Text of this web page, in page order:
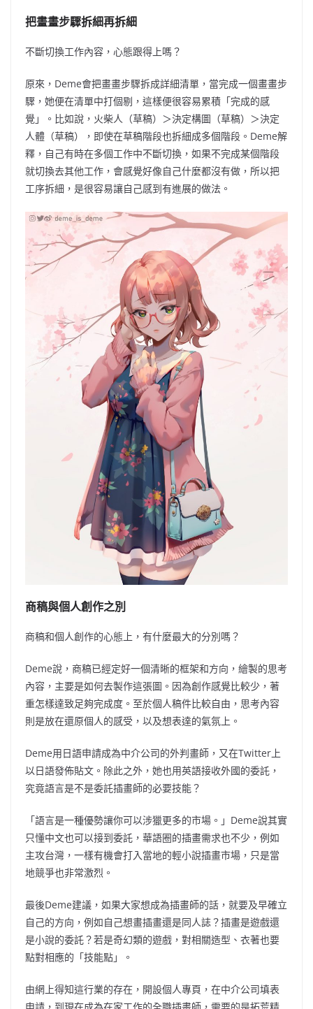
把畫畫步驟拆細再拆細
不斷切換工作內容，心態跟得上嗎？
原來，Deme會把畫畫步驟拆成詳細清單，當完成一個畫畫步
驟，她便在清單中打個剔，這樣便很容易累積「完成的感
覺」。比如說，火柴人（草稿）＞決定構圖（草稿）＞決定
人體（草稿），即使在草稿階段也拆細成多個階段。Deme解
釋，自己有時在多個工作中不斷切換，如果不完成某個階段
就切換去其他工作，會感覺好像自己什麼都沒有做，所以把
工序拆細，是很容易讓自己感到有進展的做法。
商稿與個人創作之別
商稿和個人創作的心態上，有什麼最大的分別嗎？
Deme說，商稿已經定好一個清晰的框架和方向，繪製的思考
內容，主要是如何去製作這張圖。因為創作感覺比較少，著
重怎樣達致足夠完成度。至於個人稿件比較自由，思考內容
則是放在還原個人的感受，以及想表達的氣氛上。
Deme用日語申請成為中介公司的外判畫師，又在Twitter上
以日語發佈貼文。除此之外，她也用英語接收外國的委託，
究竟語言是不是委託插畫師的必要技能？
「語言是一種優勢讓你可以涉獵更多的市場。」Deme說其實
只懂中文也可以接到委託，華語圈的插畫需求也不少，例如
主攻台灣，一樣有機會打入當地的輕小說插畫市場，只是當
地競爭也非常激烈。
最後Deme建議，如果大家想成為插畫師的話，就要及早確立
自己的方向，例如自己想畫插畫還是同人誌？插畫是遊戲還
是小說的委託？若是奇幻類的遊戲，對相關造型、衣著也要
點對相應的「技能點」。
由網上得知這行業的存在，開設個人專頁，在中介公司填表